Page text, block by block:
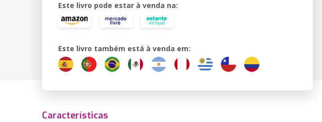
Este livro pode estar à venda na:
Este livro também está à venda em:
Características